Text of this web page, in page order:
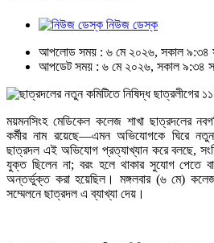
নিউজ ডেস্ক
আপলোড সময় : ৬ মে ২০২৬, সকাল ৯:৩৪
আপডেট সময় : ৬ মে ২০২৬, সকাল ৯:৩৪
ময়মনসিংহ মেডিকেল কলেজ শাখা ছাত্রদলের
কর্মীর নাম রয়েছে—এমন অভিযোগকে ঘিরে
ছাত্রদল এই অভিযোগ প্রত্যাখ্যান করে বলছে,
যুক্ত ছিলেন না; বরং হলে থাকার সুযোগ পেতে
অন্তর্ভুক্ত করা হয়েছিল। মঙ্গলবার (৬ মে)
সম্মেলনে ছাত্রদল এ ব্যাখ্যা দেয়।